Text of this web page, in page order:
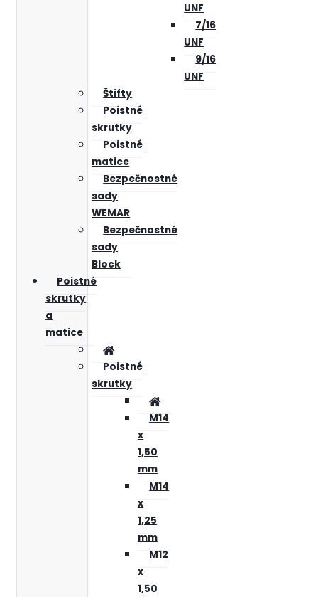
UNF
7/16
UNF
9/16
UNF
Štifty
Poistné
skrutky
Poistné
matice
Bezpečnostné
sady
WEMAR
Bezpečnostné
sady
Block
Poistné
skrutky
a
matice
Poistné
skrutky
M14
x
1,50
mm
M14
x
1,25
mm
M12
x
1,50